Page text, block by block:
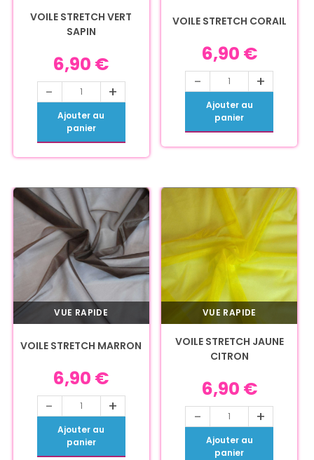
VOILE STRETCH VERT
SAPIN
6,90 €
- +
Ajouter au
panier
VOILE STRETCH CORAIL
6,90 €
- +
Ajouter au
panier
VUE RAPIDE
VOILE STRETCH MARRON
6,90 €
- +
Ajouter au
panier
VUE RAPIDE
VOILE STRETCH JAUNE
CITRON
6,90 €
- +
Ajouter au
panier